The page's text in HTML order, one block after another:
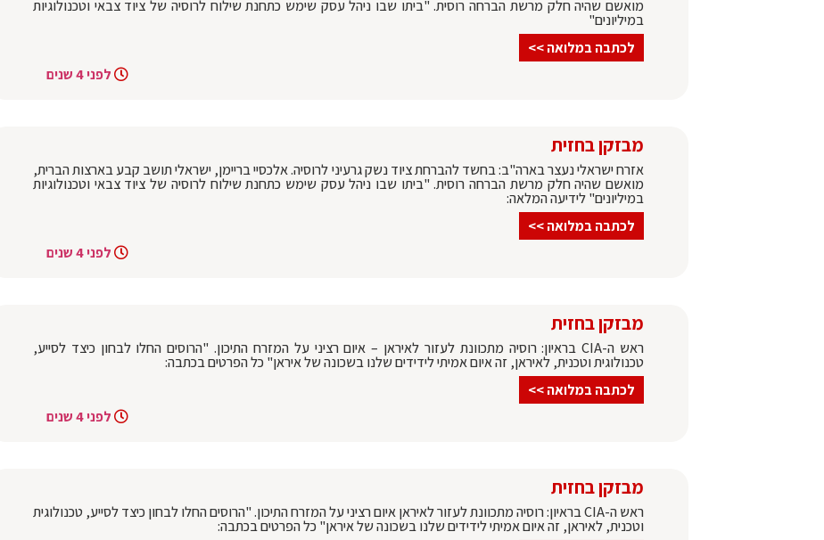
מואשם שהיה חלק מרשת הברחה רוסית. "ביתו שבו ניהל עסק שימש כתחנת שילוח לרוסיה של ציוד צבאי וטכנולוגיות
במיליונים"
לכתבה במלואה >>
לפני 4 שנים
מבזקן בחזית
אזרח ישראלי נעצר בארה"ב: בחשד להברחת ציוד נשק גרעיני לרוסיה. אלכסיי בריימן, ישראלי תושב קבע בארצות הברית,
מואשם שהיה חלק מרשת הברחה רוסית. "ביתו שבו ניהל עסק שימש כתחנת שילוח לרוסיה של ציוד צבאי וטכנולוגיות
במיליונים" לידיעה המלאה:
לכתבה במלואה >>
לפני 4 שנים
מבזקן בחזית
ראש ה-CIA בראיון: רוסיה מתכוונת לעזור לאיראן – איום רציני על המזרח התיכון. "הרוסים החלו לבחון כיצד לסייע,
טכנולוגית וטכנית, לאיראן, זה איום אמיתי לידידים שלנו בשכונה של איראן" כל הפרטים בכתבה:
לכתבה במלואה >>
לפני 4 שנים
מבזקן בחזית
ראש ה-CIA בראיון: רוסיה מתכוונת לעזור לאיראן איום רציני על המזרח התיכון. "הרוסים החלו לבחון כיצד לסייע, טכנולוגית
וטכנית, לאיראן, זה איום אמיתי לידידים שלנו בשכונה של איראן" כל הפרטים בכתבה: